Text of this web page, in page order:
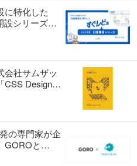
に特化した
設シリーズ」
会社サムザッ
CSS Design
賞
の専門家が企
GOROと